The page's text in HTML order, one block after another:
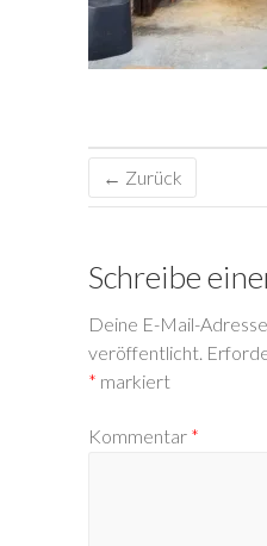
← Zurück
Schreibe
Deine E-Mail-
veröffentlicht.
* markiert
Kommentar *